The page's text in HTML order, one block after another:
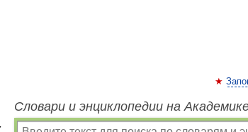
Словари и энциклопедии на